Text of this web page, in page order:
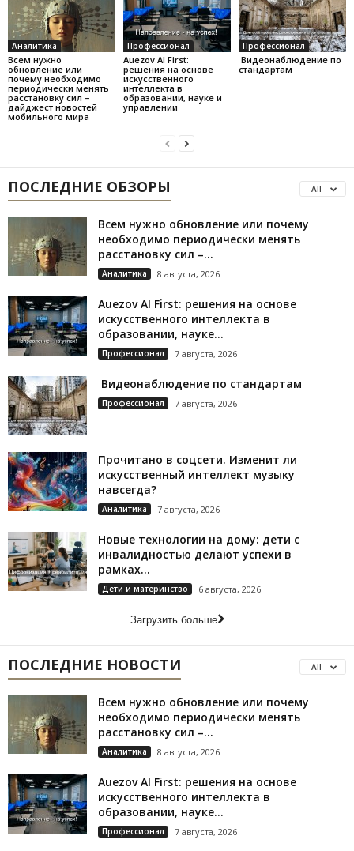
Аналитика
Всем нужно
обновление или
почему необходимо
периодически менять
расстановку сил –
дайджест новостей
мобильного мира
Профессионал
Auezov AI First:
решения на основе
искусственного
интеллекта в
образовании, науке и
управлении
Профессионал
Видеонаблюдение по
стандартам
ПОСЛЕДНИЕ ОБЗОРЫ All
Всем нужно обновление или почему
необходимо периодически менять
расстановку сил –...
Аналитика 8 августа, 2026
Auezov AI First: решения на основе
искусственного интеллекта в
образовании, науке...
Профессионал 7 августа, 2026
Видеонаблюдение по стандартам
Профессионал 7 августа, 2026
Прочитано в соцсети. Изменит ли
искусственный интеллект музыку
навсегда?
Аналитика 7 августа, 2026
Новые технологии на дому: дети с
инвалидностью делают успехи в
рамках...
Дети и материнство 6 августа, 2026
Загрузить больше
ПОСЛЕДНИЕ НОВОСТИ All
Всем нужно обновление или почему
необходимо периодически менять
расстановку сил –...
Аналитика 8 августа, 2026
Auezov AI First: решения на основе
искусственного интеллекта в
образовании, науке...
Профессионал 7 августа, 2026